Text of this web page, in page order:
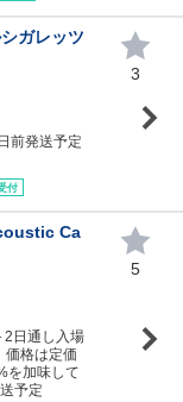
ガレッツ
前発送予定
付
3
Ca
2日通し入場
価格は定価
を加味して
予定
5